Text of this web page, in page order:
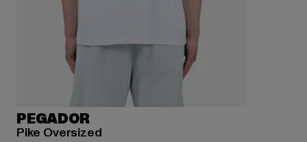
PEGADOR
Pike Oversized